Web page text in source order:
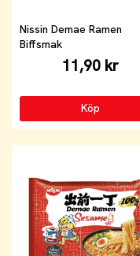
Nissin Demae Ramen
Biffsmak
11,90 kr
Köp